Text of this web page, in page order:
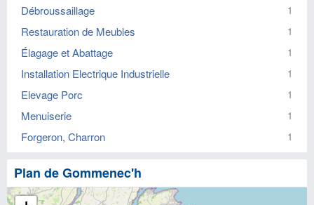
Débroussaillage 1
Restauration de Meubles 1
Élagage et Abattage 1
Installation Electrique Industrielle 1
Elevage Porc 1
Menuiserie 1
Forgeron, Charron 1
Plan de Gommenec'h